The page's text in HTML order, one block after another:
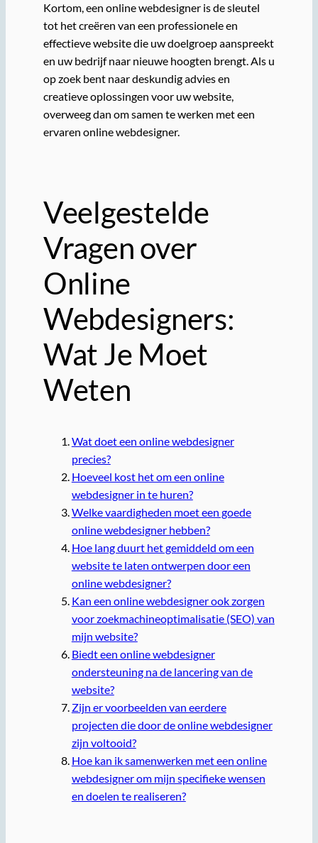
Kortom, een online webdesigner is de sleutel
tot het creëren van een professionele en
effectieve website die uw doelgroep aanspreekt
en uw bedrijf naar nieuwe hoogten brengt. Als u
op zoek bent naar deskundig advies en
creatieve oplossingen voor uw website,
overweeg dan om samen te werken met een
ervaren online webdesigner.
Veelgestelde
Vragen over
Online
Webdesigners:
Wat Je Moet
Weten
Wat doet een online webdesigner
precies?
Hoeveel kost het om een online
webdesigner in te huren?
Welke vaardigheden moet een goede
online webdesigner hebben?
Hoe lang duurt het gemiddeld om een
website te laten ontwerpen door een
online webdesigner?
Kan een online webdesigner ook zorgen
voor zoekmachineoptimalisatie (SEO) van
mijn website?
Biedt een online webdesigner
ondersteuning na de lancering van de
website?
Zijn er voorbeelden van eerdere
projecten die door de online webdesigner
zijn voltooid?
Hoe kan ik samenwerken met een online
webdesigner om mijn specifieke wensen
en doelen te realiseren?